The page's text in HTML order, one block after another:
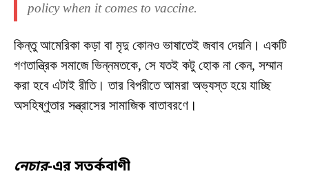
policy when it comes to vaccine.
কিন্তু আমেরিকা কড়া বা মৃদু কোনও ভাষাতেই জবাব দেয়নি। একটি
গণতান্ত্রিক সমাজে ভিন্নমতকে, সে যতই কটু হোক না কেন, সম্মান
করা হবে এটাই রীতি। তার বিপরীতে আমরা অভ্যস্ত হয়ে যাচ্ছি
অসহিষ্ণুতার সন্ত্রাসের সামাজিক বাতাবরণে।
নেচার-এর সতর্কবাণী